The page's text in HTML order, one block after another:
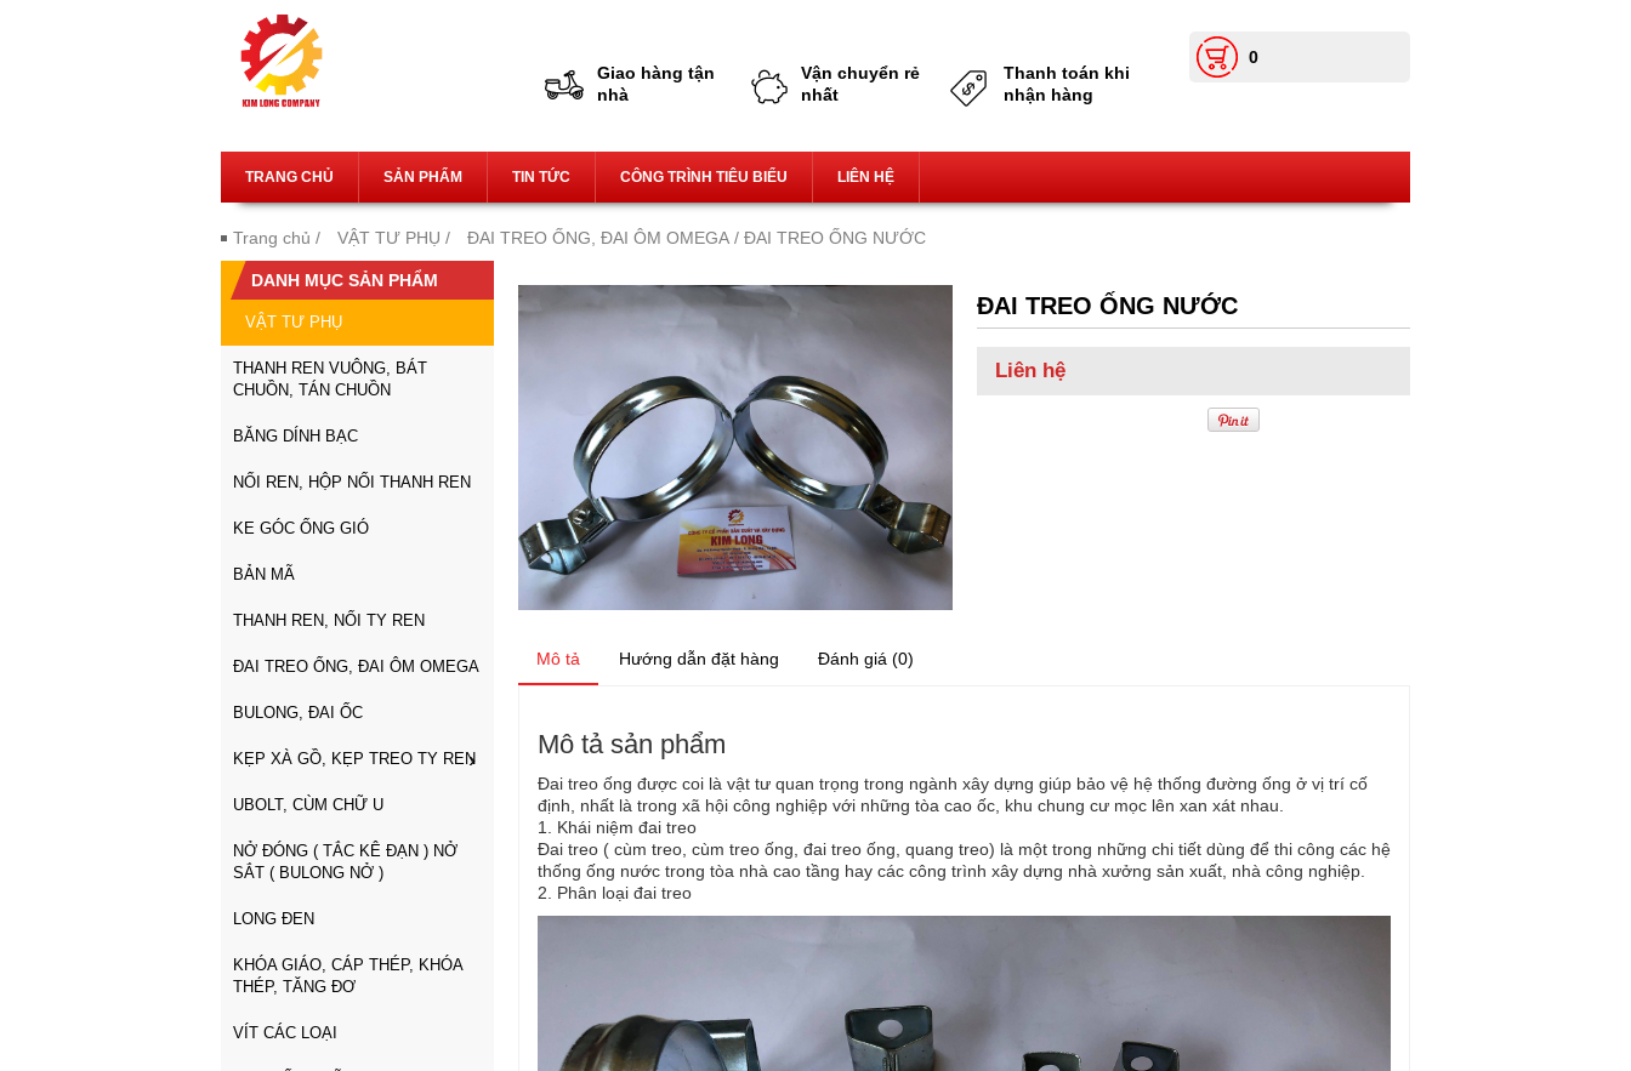
Giao hàng tận
nhà
Vận chuyển rẻ
nhất
Thanh toán khi
nhận hàng
0
TRANG CHỦ SẢN PHẨM TIN TỨC CÔNG TRÌNH TIÊU BIỂU LIÊN HỆ
Trang chủ / VẬT TƯ PHỤ / ĐAI TREO ỐNG, ĐAI ÔM OMEGA / ĐAI TREO ỐNG NƯỚC
DANH MỤC SẢN PHẨM
VẬT TƯ PHỤ
THANH REN VUÔNG, BÁT
CHUỒN, TÁN CHUỒN
BĂNG DÍNH BẠC
NỐI REN, HỘP NỐI THANH REN
KE GÓC ỐNG GIÓ
BẢN MÃ
THANH REN, NỐI TY REN
ĐAI TREO ỐNG, ĐAI ÔM OMEGA
BULONG, ĐAI ỐC
KẸP XÀ GỒ, KẸP TREO TY REN
UBOLT, CÙM CHỮ U
NỞ ĐÓNG ( TẮC KÊ ĐẠN ) NỞ
SẮT ( BULONG NỞ )
LONG ĐEN
KHÓA GIÁO, CÁP THÉP, KHÓA
THÉP, TĂNG ĐƠ
VÍT CÁC LOẠI
ĐAI TREO ỐNG NƯỚC
Liên hệ
Mô tả Hướng dẫn đặt hàng Đánh giá (0)
Mô tả sản phẩm
Đai treo ống được coi là vật tư quan trọng trong ngành xây dựng giúp bảo vệ hệ thống đường ống ở vị trí cố
định, nhất là trong xã hội công nghiệp với những tòa cao ốc, khu chung cư mọc lên xan xát nhau.
1. Khái niệm đai treo
Đai treo ( cùm treo, cùm treo ống, đai treo ống, quang treo) là một trong những chi tiết dùng để thi công các hệ
thống ống nước trong tòa nhà cao tầng hay các công trình xây dựng nhà xưởng sản xuất, nhà công nghiệp.
2. Phân loại đai treo